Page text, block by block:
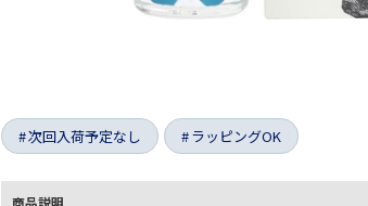
次回入荷予定なし ラッピングOK
商品説明